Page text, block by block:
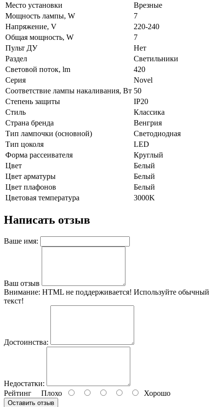
Место установки
Врезные
Мощность лампы, W
7
Напряжение, V
220-240
Общая мощность, W
7
Пульт ДУ
Нет
Раздел
Светильники
Световой поток, lm
420
Серия
Novel
Соответствие лампы накаливания, Вт 50
Степень защиты
IP20
Стиль
Классика
Страна бренда
Венгрия
Тип лампочки (основной)
Светодиодная
Тип цоколя
LED
Форма рассеивателя
Круглый
Цвет
Белый
Цвет арматуры
Белый
Цвет плафонов
Белый
Цветовая температура
3000K
Написать отзыв
Ваше имя:
Ваш отзыв
Внимание: HTML не поддерживается! Используйте обычный
текст!
Достоинства:
Недостатки:
Рейтинг Плохо Хорошо
Оставить отзыв